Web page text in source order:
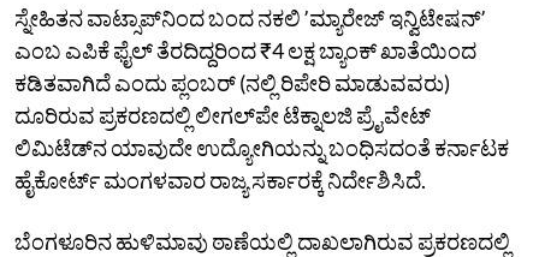
ಸ್ನೇಹಿತನ ವಾಟ್ಸಾಪ್‌ನಿಂದ ಬಂದ ನಕಲಿ ʼಮ್ಯಾರೇಜ್‌ ಇನ್ವಿಟೇಷನ್‌ʼ
ಎಂಬ ಎಪಿಕೆ ಫೈಲ್‌ ತೆರದಿದ್ದರಿಂದ ₹4 ಲಕ್ಷ ಬ್ಯಾಂಕ್‌ ಖಾತೆಯಿಂದ
ಕಡಿತವಾಗಿದೆ ಎಂದು ಪ್ಲಂಬರ್‌ (ನಲ್ಲಿ ರಿಪೇರಿ ಮಾಡುವವರು)
ದೂರಿರುವ ಪ್ರಕರಣದಲ್ಲಿ ಲೀಗಲ್‌ಪೇ ಟೆಕ್ನಾಲಜಿ ಪ್ರೈವೇಟ್‌
ಲಿಮಿಟೆಡ್‌ನ ಯಾವುದೇ ಉದ್ಯೋಗಿಯನ್ನು ಬಂಧಿಸದಂತೆ ಕರ್ನಾಟಕ
ಹೈಕೋರ್ಟ್‌ ಮಂಗಳವಾರ ರಾಜ್ಯ ಸರ್ಕಾರಕ್ಕೆ ನಿರ್ದೇಶಿಸಿದೆ.
ಬೆಂಗಳೂರಿನ ಹುಳಿಮಾವು ಠಾಣೆಯಲ್ಲಿ ದಾಖಲಾಗಿರುವ ಪ್ರಕರಣದಲ್ಲಿ